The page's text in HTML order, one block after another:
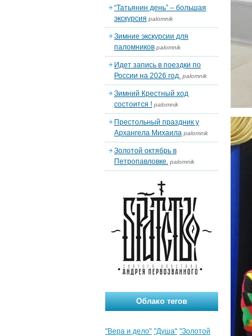
“Татьянин день” – большая
экскурсия palomnik
Зимние экскурсии для
паломников palomnik
Идет запись в поездки по
России на 2026 год. palomnik
Зимний Крестный ход
состоится ! palomnik
Престольный праздник у
Архангела Михаила palomnik
Золотой октябрь в
Петропавловке. palomnik
Облако тегов
"Вера и дело" "Душа" "Золотой